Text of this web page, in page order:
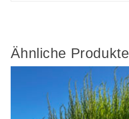
Ähnliche Produkte